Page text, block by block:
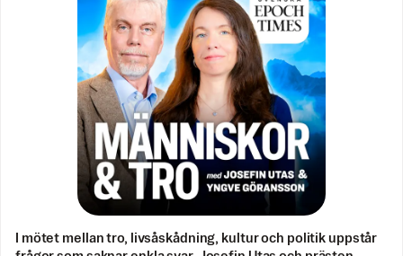
I mötet mellan tro, livsåskådning, kultur och politik uppstår